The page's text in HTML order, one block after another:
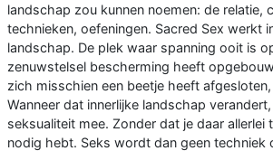
landschap zou kunnen noemen: de relatie,
technieken, oefeningen. Sacred Sex werkt
landschap. De plek waar spanning ooit is
zenuwstelsel bescherming heeft
zich misschien een beetje heeft
Wanneer dat innerlijke landschap
seksualiteit mee. Zonder dat je daar allerlei
nodig hebt. Seks wordt dan geen techniek